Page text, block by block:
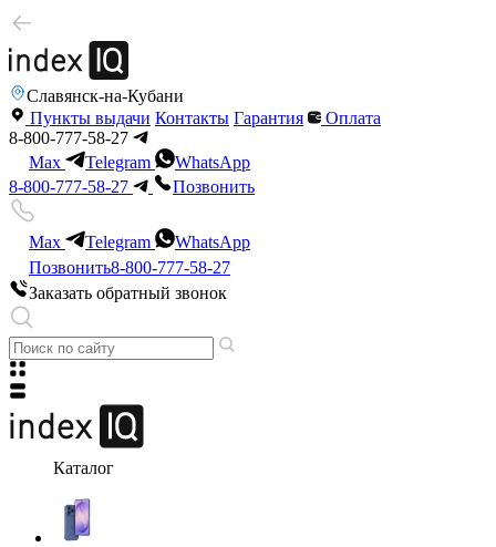
Славянск-на-Кубани
Пункты выдачи Контакты Гарантия
Оплата
8-800-777-58-27
Max
Telegram
WhatsApp
8-800-777-58-27
Позвонить
Max Telegram
WhatsApp
Позвонить8-800-777-58-27
Заказать обратный звонок
Каталог